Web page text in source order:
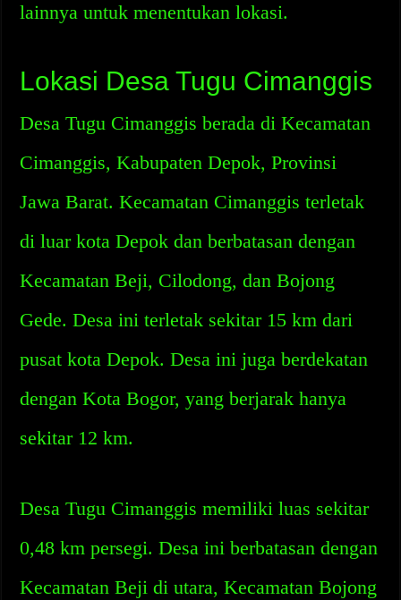
lainnya untuk menentukan lokasi.
Lokasi Desa Tugu Cimanggis
Desa Tugu Cimanggis berada di Kecamatan
Cimanggis, Kabupaten Depok, Provinsi
Jawa Barat. Kecamatan Cimanggis terletak
di luar kota Depok dan berbatasan dengan
Kecamatan Beji, Cilodong, dan Bojong
Gede. Desa ini terletak sekitar 15 km dari
pusat kota Depok. Desa ini juga berdekatan
dengan Kota Bogor, yang berjarak hanya
sekitar 12 km.
Desa Tugu Cimanggis memiliki luas sekitar
0,48 km persegi. Desa ini berbatasan dengan
Kecamatan Beji di utara, Kecamatan Bojong